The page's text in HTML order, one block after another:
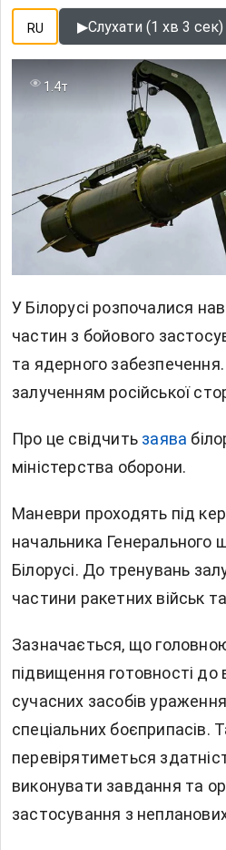
RU ▶Слухати (1 хв 3 сек)
1.4т
У Білорусі розпочалися
частин з бойового
та ядерного
залученням російської
Про це свідчить заява
міністерства оборони.
Маневри проходять під
начальника Генерального
Білорусі. До тренувань
частини ракетних військ та
Зазначається, що
підвищення готовності до
сучасних засобів
спеціальних боєприпасів.
перевірятиметься
виконувати завдання та
застосування з